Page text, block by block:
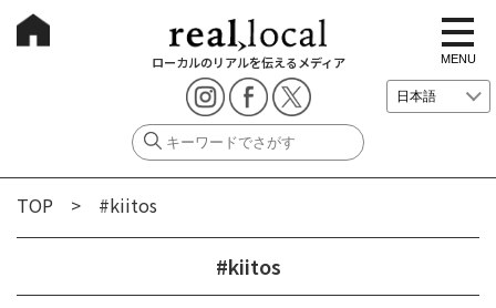
ローカルのリアルを伝えるメディア
t
o
g
g
e
i
i
MENU
TOP > #kiitos
#kiitos